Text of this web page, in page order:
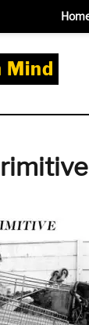
Mind